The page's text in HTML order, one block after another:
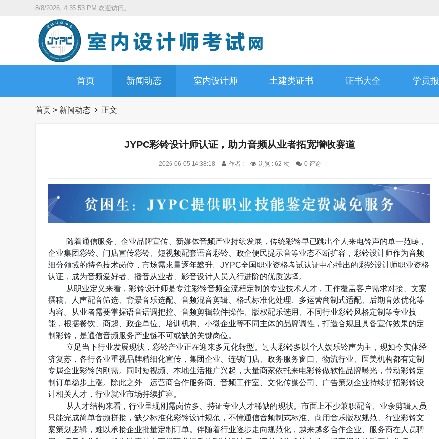
8/8/2026, 4:35:54 PM 欢迎访问。
首页 新闻动态 室内设计师 土建类证书 证书大全 学员
首页 > 新闻动态 正文
JYPC彩铃设计师认证，助力音频从业者拓宽增收赛道
2026-06-05 14:38:18 作者 : 浏览 : 62 次 0 评论
随着通信服务、企业品牌宣传、新媒体音频产业持续发展，传统彩铃早已跳出个人来电铃声的单一范畴，
企业集团彩铃、门店宣传彩铃、短视频配套语音彩铃、政企便民提示音等业态不断扩容，彩铃设计师作为音频
细分领域的特色技术岗位，市场需求量逐年攀升。 JYPC全国职业资格考试认证中心推出的彩铃设计师职业资格
认证，成为音频爱好者、播音从业者、影音设计人员入行进阶的优质选择。
从职业定义来看，彩铃设计师是专注彩铃音频全流程定制的专业技术人才，工作覆盖客户需求对接、文案
撰稿、人声配音筛选、背景音乐选配、音频混音剪辑、格式标准化处理、多运营商制式适配、后期音效优化等
内容。从业者需要掌握语音语调把控、音频剪辑软件操作、版权配乐选用、不同行业彩铃风格定制等专业技
能，根据餐饮、商超、政企单位、培训机构、小微企业等不同主体的品牌调性，打造合规且具备宣传效果的定
制彩铃，是通信音频服务产业链不可或缺的关键岗位。
立足当下行业发展现状，彩铃产业正在迎来多元化转型。过去彩铃多以个人娱乐铃声为主，现如今实体经
济复苏，各行各业重视品牌精细化宣传，集团企业、连锁门店、政务服务窗口、物流行业、医美机构都有定制
专属企业彩铃的刚需。同时短视频、本地生活推广兴起，大量商家依托来电彩铃做软性品牌曝光，带动彩铃定
制订单稳步上涨。除此之外，运营商合作服务商、音频工作室、文化传媒公司、广告策划企业持续扩招彩铃设
计相关人才，行业就业市场持续扩容。
从人才结构来看，行业呈现刚需岗位多、持证专业人才稀缺的现状。市面上不少兼职配音、业余剪辑人员
只能完成简单音频拼接，缺少标准化彩铃设计规范，不懂通信音频制式标准、商用音乐版权规范、行业彩铃文
案策划逻辑，难以承接企业批量定制订单。伴随着行业逐步走向规范化，越来越多合作企业、服务商在人员聘